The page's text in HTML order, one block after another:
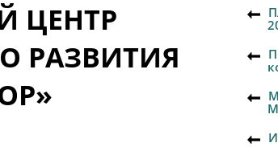
ЦЕНТР
РАЗВИТИЯ